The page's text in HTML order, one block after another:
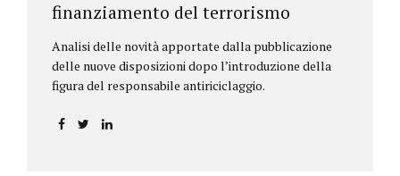
finanziamento del terrorismo
Analisi delle novità apportate dalla pubblicazione
delle nuove disposizioni dopo l’introduzione della
figura del responsabile antiriciclaggio.